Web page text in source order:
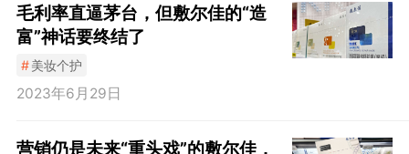
毛利率直逼茅台，但敷尔佳的“造
富”神话要终结了
#美妆个护
2023年6月29日
营销仍是未来“重头戏”的敷尔佳，